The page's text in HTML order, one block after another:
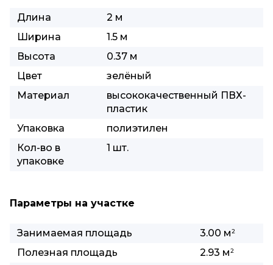
Длина
2 м
Ширина
1.5 м
Высота
0.37 м
Цвет
зелёный
Материал
высококачественный ПВХ-
пластик
Упаковка
полиэтилен
Кол-во в
упаковке
1 шт.
Параметры на участке
Занимаемая площадь 3.00 м2
Полезная площадь 2.93 м2